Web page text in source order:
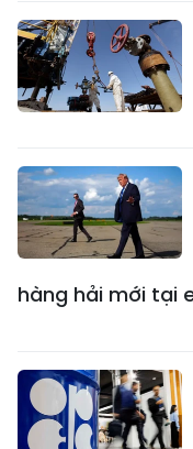
hàng hải mới tại